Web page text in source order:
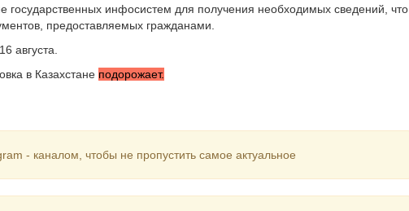
государственных инфосистем для получения необходимых сведений, что
предоставляемых гражданами.
августа.
в Казахстане подорожает.
- каналом, чтобы не пропустить самое актуальное